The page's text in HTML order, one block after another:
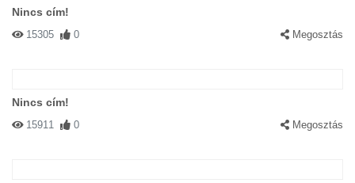
Nincs cím!
15305 0 Megosztás
Nincs cím!
15911 0 Megosztás